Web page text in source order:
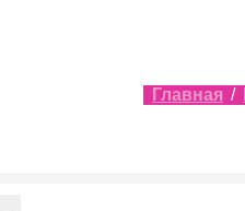
Главная /